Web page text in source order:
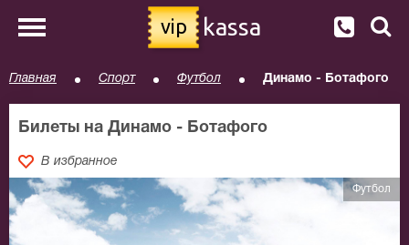
vip kassa
Главная Спорт Футбол Динамо - Ботафого
Билеты на Динамо - Ботафого
В избранное
Футбол